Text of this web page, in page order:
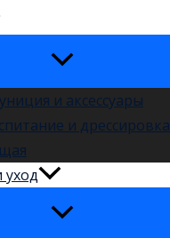
и аксессуары
и дрессировка
уход